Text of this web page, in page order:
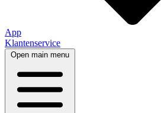
App
Klantenservice
Open main menu